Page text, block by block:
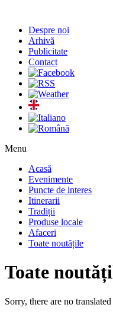
Despre noi
Arhivă
Publicitate
Contact
Menu
Acasă
Evenimente
Puncte de interes
Itinerarii
Tradiții
Produse locale
Afaceri
Toate noutățile
Toate
Sorry, there are no